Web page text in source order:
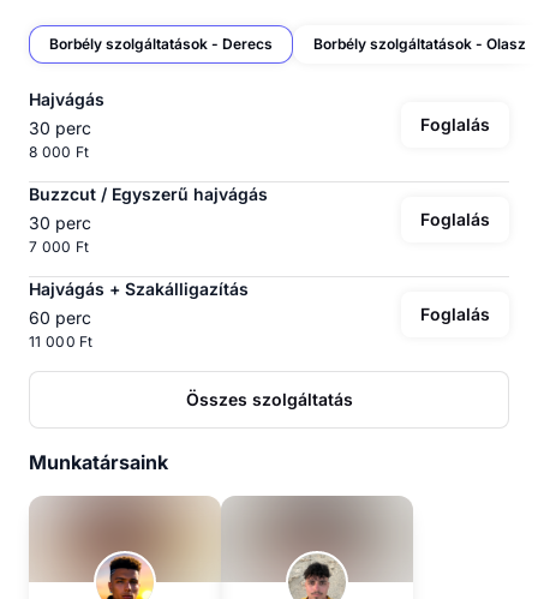
Borbély szolgáltatások - Derecs Borbély szolgáltatások - Olasz
Hajvágás
30 perc
8 000 Ft
Foglalás
Buzzcut / Egyszerű hajvágás
30 perc
7 000 Ft
Foglalás
Hajvágás + Szakálligazítás
60 perc
11 000 Ft
Foglalás
Összes szolgáltatás
Munkatársaink